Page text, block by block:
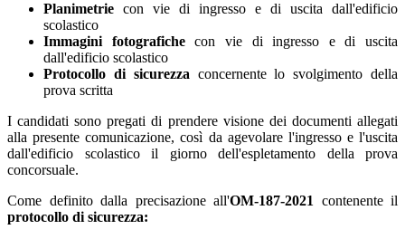
Planimetrie con vie di ingresso e di uscita dall'edificio
scolastico
Immagini fotografichecon vie di ingresso e di uscita
dall'edificio scolastico
Protocollo di sicurezza concernente lo svolgimento della
prova scritta
I candidati sono pregati di prendere visione dei documenti allegati
alla presente comunicazione, così da agevolare l'ingresso e l'uscita
dall'edificio scolastico il giorno dell'espletamento della prova
concorsuale.
Come definito dalla precisazione all'OM-187-2021 contenente il
protocollo di sicurezza: